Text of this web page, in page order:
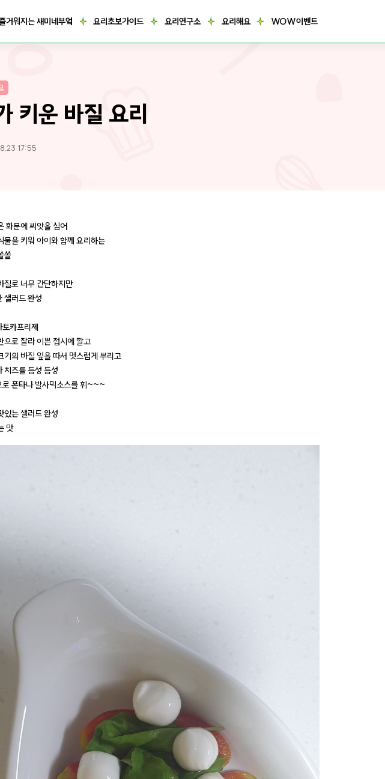
거워지는 새미네부엌 요리초보가이드 요리연구소 요리해요 WOW이벤트
키운 바질 요리
17:55
화분에 씨앗을 심어
물을 키워 아이와 함께 요리하는
쏠
질로 너무 간단하지만
샐러드 완성
토카프리제
으로 잘라 이쁜 접시에 깔고
기의 바질 잎을 따서 멋스럽게 뿌리고
치즈를 듬성 듬성
로 폰타나 발사믹소스를 휘~~~
있는 샐러드 완성
맛